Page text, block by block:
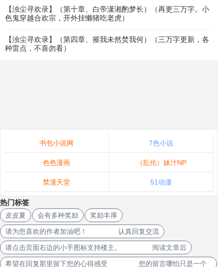
【浊尘寻欢录】（第十章、白帝潇湘酌梦长）（再更三万字。小
色鬼穿越合欢宗，开外挂懒猪吃老虎）
【浊尘寻欢录】（第四章、摧我未然焚我何）（三万字更新，各
种雷点，不喜勿看）
书包小说网 7色小说
色色漫画 （乱伦）妹汁NP
禁漫天堂 51动漫
热门标签
皮皮夏 会有多种奖励 奖励丰厚
请为您喜欢的作者加油吧！ 认真回复交流
请点击页面右边的小手图标支持楼主。 阅读文章后
希望在回复那里留下您的心得感受 您的留言哪怕只是一个